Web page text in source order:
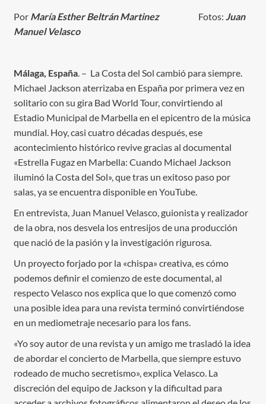
Por María Esther Beltrán MartinezFotos: Juan
Manuel Velasco
Málaga, España. – La Costa del Sol cambió para siempre.
Michael Jackson aterrizaba en España por primera vez en
solitario con su gira Bad World Tour, convirtiendo al
Estadio Municipal de Marbella en el epicentro de la música
mundial. Hoy, casi cuatro décadas después, ese
acontecimiento histórico revive gracias al documental
«Estrella Fugaz en Marbella: Cuando Michael Jackson
iluminó la Costa del Sol», que tras un exitoso paso por
salas, ya se encuentra disponible en YouTube.
En entrevista, Juan Manuel Velasco, guionista y realizador
de la obra, nos desvela los entresijos de una producción
que nació de la pasión y la investigación rigurosa.
Un proyecto forjado por la «chispa» creativa, es cómo
podemos definir el comienzo de este documental, al
respecto Velasco nos explica que lo que comenzó como
una posible idea para una revista terminó convirtiéndose
en un mediometraje necesario para los fans.
«Yo soy autor de una revista y un amigo me trasladó la idea
de abordar el concierto de Marbella, que siempre estuvo
rodeado de mucho secretismo», explica Velasco. La
discreción del equipo de Jackson y la dificultad para